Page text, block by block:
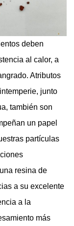
deben
al calor, a
Atributos
junto
también son
un papel
partículas
resina de
a su excelente
a la
más